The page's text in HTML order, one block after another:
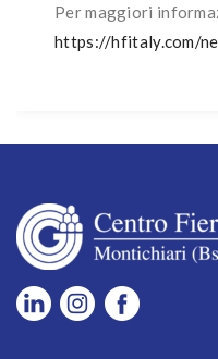
Per maggiori
https://hfitaly.com/